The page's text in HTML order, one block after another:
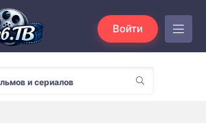
Войти